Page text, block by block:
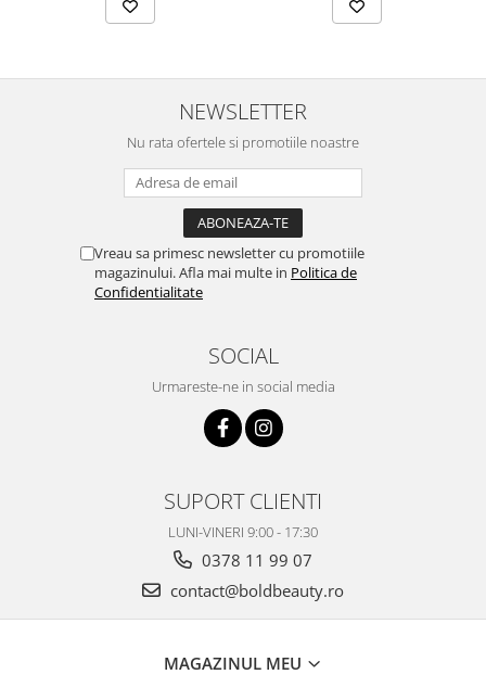
NEWSLETTER
Nu rata ofertele si promotiile noastre
Vreau sa primesc newsletter cu promotiile
magazinului. Afla mai multe in Politica de
Confidentialitate
SOCIAL
Urmareste-ne in social media
SUPORT CLIENTI
LUNI-VINERI 9:00 - 17:30
0378 11 99 07
contact@boldbeauty.ro
MAGAZINUL MEU